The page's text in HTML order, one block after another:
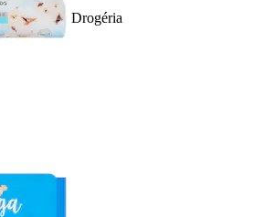
Drogéria